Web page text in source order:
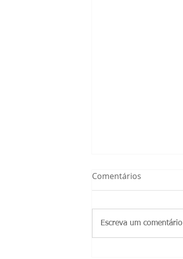
Comentários
Escreva um comentário